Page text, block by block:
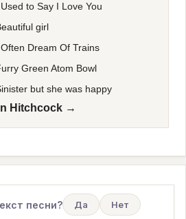
to Say I Love You
girl
Dream Of Trains
Green Atom Bowl
but she was happy
Hitchcock →
песни? Да Нет